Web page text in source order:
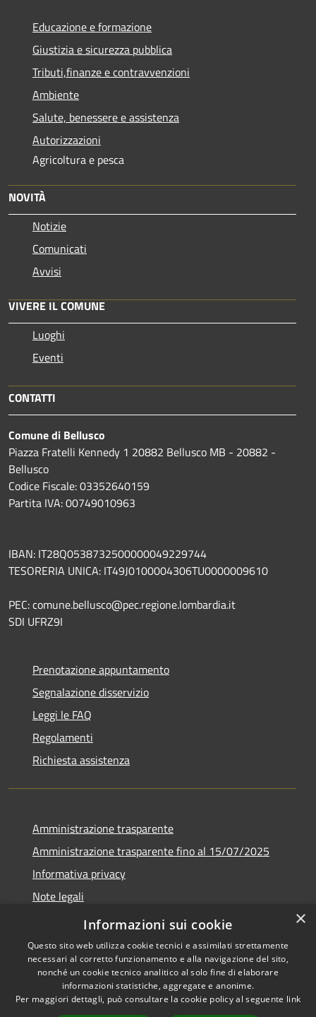
Educazione e formazione
Giustizia e sicurezza pubblica
Tributi,finanze e contravvenzioni
Ambiente
Salute, benessere e assistenza
Autorizzazioni
Agricoltura e pesca
NOVITÀ
Notizie
Comunicati
Avvisi
VIVERE IL COMUNE
Luoghi
Eventi
CONTATTI
Comune di Bellusco
Piazza Fratelli Kennedy 1 20882 Bellusco MB - 20882 -
Bellusco
Codice Fiscale: 03352640159
Partita IVA: 00749010963
IBAN: IT28Q0538732500000049229744
TESORERIA UNICA: IT49J0100004306TU0000009610
PEC: comune.bellusco@pec.regione.lombardia.it
SDI UFRZ9I
Prenotazione appuntamento
Segnalazione disservizio
Leggi le FAQ
Regolamenti
Richiesta assistenza
Amministrazione trasparente
Amministrazione trasparente fino al 15/07/2025
Informativa privacy
Note legali
Dichiarazione di accessibilità
Accessibilità
Copyright © 2026 • Comune di
Bellusco • Powered by
×
Informazioni sui cookie
Questo sito web utilizza cookie tecnici e assimilati strettamente
necessari al corretto funzionamento e alla navigazione del sito,
nonché un cookie tecnico analitico al solo fine di elaborare
informazioni statistiche, aggregate e anonime.
Per maggiori dettagli, può consultare la cookie policy al seguente link